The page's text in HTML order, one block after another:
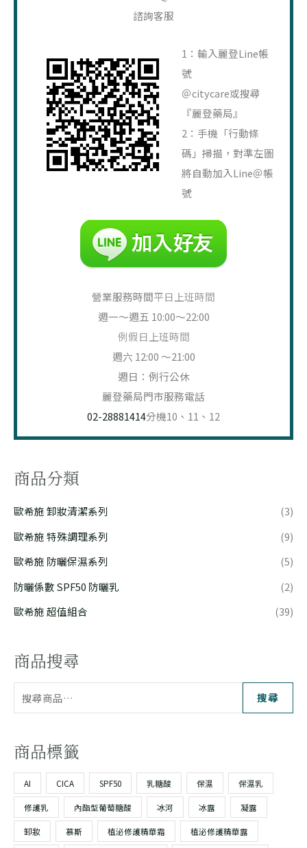
諮詢客服
1：輸入麗登Line帳
號
＠citycare或搜尋
『麗登藥局』
2：手機「行動條
碼」掃描，對準左圖
將自動加入Line＠帳
號
營業服務時間平日上班時間
週一～週五 10:00～22:00
例假日上班時間
週六 12:00 ～21:00
週日：例行公休
麗登藥局門市服務電話
02-28881414分機10、11、12
商品分類
歐希施 卸妝清潔系列
(3)
歐希施 特殊調理系列
(9)
歐希施 防曬保濕系列
(5)
防曬係數 SPF50 防曬乳
(2)
歐希施 超值組合
(39)
商品搜尋
搜尋
商品標籤
AI CICA SPF50 乳糖酸 保濕 保濕乳
修護乳 內酯型葡萄糖酸 冰河 冰露 凝露
卸妝 慕斯 植泌修護精華霜 植泌修護精華露